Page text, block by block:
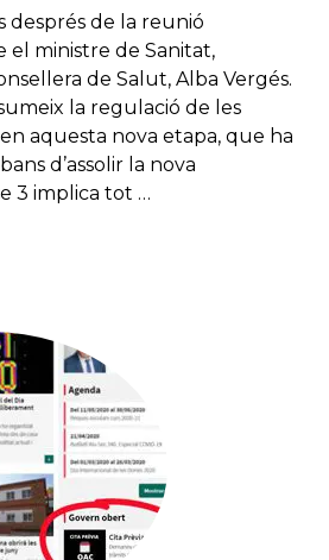
després de la reunió
ministre de Sanitat,
de Salut, Alba Vergés.
la regulació de les
aquesta nova etapa, que ha
d’assolir la nova
3 implica tot …